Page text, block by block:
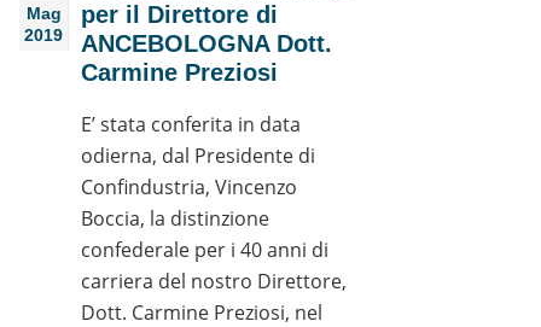
Mag
2019
per il Direttore di
ANCEBOLOGNA Dott.
Carmine Preziosi
E’ stata conferita in data
odierna, dal Presidente di
Confindustria, Vincenzo
Boccia, la distinzione
confederale per i 40 anni di
carriera del nostro Direttore,
Dott. Carmine Preziosi, nel